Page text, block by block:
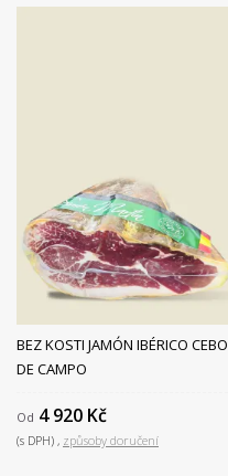
BEZ KOSTI JAMÓN IBÉRICO CEBO
DE CAMPO
Od 4 920 Kč
(s DPH) způsoby doručení